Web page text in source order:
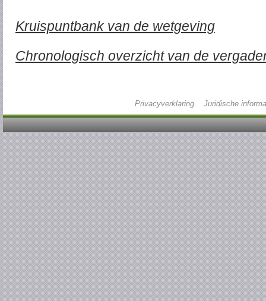
Kruispuntbank van de wetgeving
Chronologisch overzicht van de
Privacyverklaring Juridische